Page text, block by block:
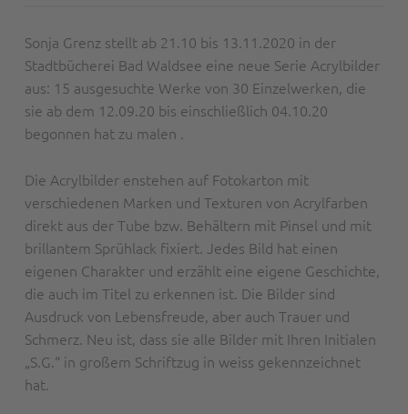
Sonja Grenz stellt ab 21.10 bis 13.11.2020 in der
Stadtbücherei Bad Waldsee eine neue Serie Acrylbilder
aus: 15 ausgesuchte Werke von 30 Einzelwerken, die
sie ab dem 12.09.20 bis einschließlich 04.10.20
begonnen hat zu malen .
Die Acrylbilder enstehen auf Fotokarton mit
verschiedenen Marken und Texturen von Acrylfarben
direkt aus der Tube bzw. Behältern mit Pinsel und mit
brillantem Sprühlack fixiert. Jedes Bild hat einen
eigenen Charakter und erzählt eine eigene Geschichte,
die auch im Titel zu erkennen ist. Die Bilder sind
Ausdruck von Lebensfreude, aber auch Trauer und
Schmerz. Neu ist, dass sie alle Bilder mit Ihren Initialen
„S.G.“ in großem Schriftzug in weiss gekennzeichnet
hat.